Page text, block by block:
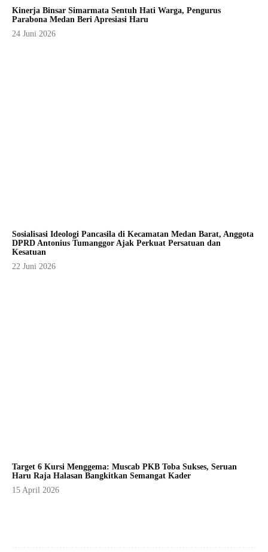
Kinerja Binsar Simarmata Sentuh Hati Warga, Pengurus
Parabona Medan Beri Apresiasi Haru
24 Juni 2026
Sosialisasi Ideologi Pancasila di Kecamatan Medan Barat, Anggota
DPRD Antonius Tumanggor Ajak Perkuat Persatuan dan
Kesatuan
22 Juni 2026
Target 6 Kursi Menggema: Muscab PKB Toba Sukses, Seruan
Haru Raja Halasan Bangkitkan Semangat Kader
15 April 2026